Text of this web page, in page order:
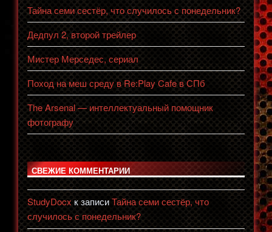
Тайна семи сестёр, что случилось с понедельник?
Дедпул 2, второй трейлер
Мистер Мерседес, сериал
Поход на меш среду в Re:Play Cafe в СПб
The Arsenal — интеллектуальный помощник
фотографу
СВЕЖИЕ КОММЕНТАРИИ
StudyDocxк записиТайна семи сестёр, что
случилось с понедельник?